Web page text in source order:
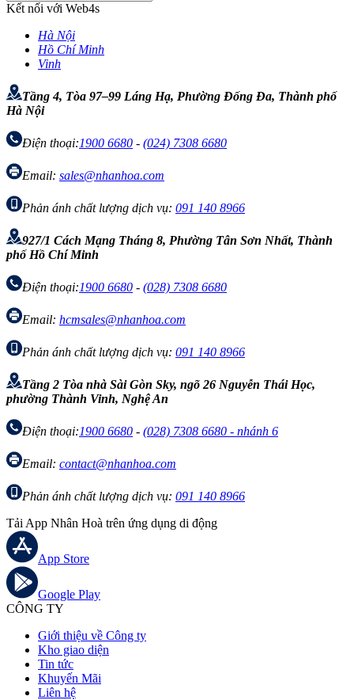
Kết nối với Web4s
Hà Nội
Hồ Chí Minh
Vinh
Tầng 4, Tòa 97–99 Láng Hạ, Phường Đống Đa, Thành phố
Hà Nội
Điện thoại:1900 6680 - (024) 7308 6680
Email: sales@nhanhoa.com
Phản ánh chất lượng dịch vụ: 091 140 8966
927/1 Cách Mạng Tháng 8, Phường Tân Sơn Nhất, Thành
phố Hồ Chí Minh
Điện thoại:1900 6680 - (028) 7308 6680
Email: hcmsales@nhanhoa.com
Phản ánh chất lượng dịch vụ: 091 140 8966
Tầng 2 Tòa nhà Sài Gòn Sky, ngõ 26 Nguyễn Thái Học,
phường Thành Vinh, Nghệ An
Điện thoại:1900 6680 - (028) 7308 6680 - nhánh 6
Email: contact@nhanhoa.com
Phản ánh chất lượng dịch vụ: 091 140 8966
Tải App Nhân Hoà trên ứng dụng di động
App Store
Google Play
CÔNG TY
Giới thiệu về Công ty
Kho giao diện
Tin tức
Khuyến Mãi
Liên hệ